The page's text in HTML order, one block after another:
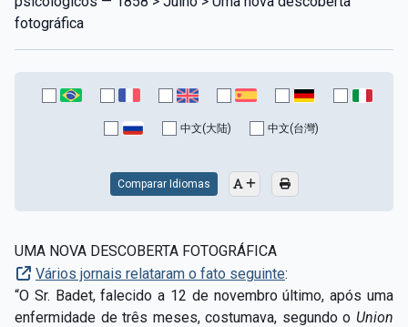
fotográfica
中文(大陆) 中文(台灣)
Comparar Idiomas
UMA NOVA DESCOBERTA FOTOGRÁFICA
Vários jornais relataram o fato seguinte:
“O Sr. Badet, falecido a 12 de novembro último, após uma
enfermidade de três meses, costumava, segundo o Union